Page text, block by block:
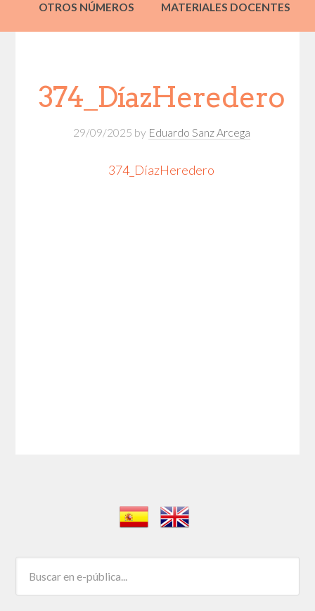
OTROS NÚMEROS MATERIALES DOCENTES
374_DíazHeredero
29/09/2025 by Eduardo Sanz Arcega
374_DíazHeredero